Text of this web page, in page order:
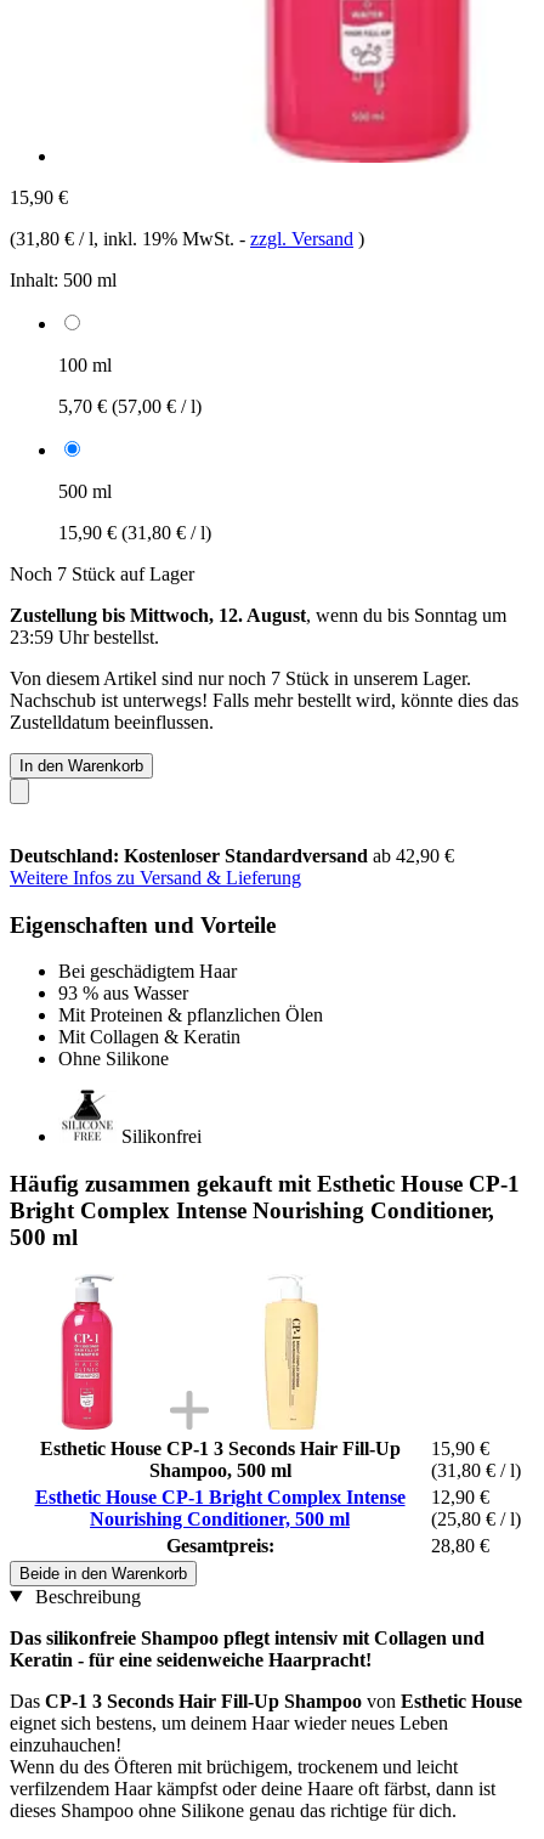
15,90 €
(31,80 € / l, inkl. 19% MwSt. - zzgl. Versand )
Inhalt: 500 ml
100 ml
5,70 € (57,00 € / l)
500 ml
15,90 € (31,80 € / l)
Noch 7 Stück auf Lager
Zustellung bis Mittwoch, 12. August, wenn du bis Sonntag um
23:59 Uhrbestellst.
Von diesem Artikel sind nur noch 7 Stück in unserem Lager.
Nachschub ist unterwegs! Falls mehr bestellt wird, könnte dies das
Zustelldatum beeinflussen.
In den Warenkorb
Deutschland: Kostenloser Standardversand ab 42,90 €
Weitere Infos zu Versand & Lieferung
Eigenschaften und Vorteile
Bei geschädigtem Haar
93 % aus Wasser
Mit Proteinen & pflanzlichen Ölen
Mit Collagen & Keratin
Ohne Silikone
Silikonfrei
Häufig zusammen gekauft mit Esthetic House CP-1
Bright Complex Intense Nourishing Conditioner,
500 ml
Esthetic House CP-1 3 Seconds Hair Fill-Up
Shampoo, 500 ml
15,90 €
(31,80 € / l)
Esthetic House CP-1 Bright Complex Intense
Nourishing Conditioner, 500 ml
12,90 €
(25,80 € / l)
Gesamtpreis:
28,80 €
Beide in den Warenkorb
Beschreibung
Das silikonfreie Shampoo pflegt intensiv mit Collagen und
Keratin - für eine seidenweiche Haarpracht!
Das CP-1 3 Seconds Hair Fill-Up Shampoo von Esthetic House
eignet sich bestens, um deinem Haar wieder neues Leben
einzuhauchen!
Wenn du des Öfteren mit brüchigem, trockenem und leicht
verfilzendem Haar kämpfst oder deine Haare oft färbst, dann ist
dieses Shampoo ohne Silikone genau das richtige für dich.